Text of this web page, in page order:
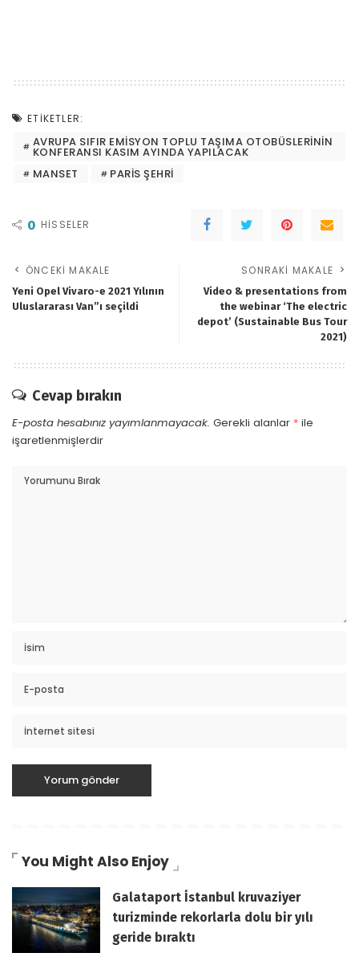
ETIKETLER:
AVRUPA SIFIR EMISYON TOPLU TAŞIMA OTOBÜSLERININ
KONFERANSI KASIM AYINDA YAPILACAK
MANSET
PARIS ŞEHRI
0 HISSELER
ÖNCEKI MAKALE
Yeni Opel Vivaro-e 2021 Yılının
Uluslararası Van”ı seçildi
SONRAKI MAKALE
Video & presentations from
the webinar ‘The electric
depot’ (Sustainable Bus Tour
2021)
Cevap bırakın
E-posta hesabınız yayımlanmayacak. Gerekli alanlar * ile
işaretlenmişlerdir
You Might Also Enjoy
Galataport İstanbul kruvaziyer
turizminde rekorlarla dolu bir yılı
geride bıraktı